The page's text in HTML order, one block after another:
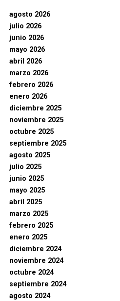
agosto 2026
julio 2026
junio 2026
mayo 2026
abril 2026
marzo 2026
febrero 2026
enero 2026
diciembre 2025
noviembre 2025
octubre 2025
septiembre 2025
agosto 2025
julio 2025
junio 2025
mayo 2025
abril 2025
marzo 2025
febrero 2025
enero 2025
diciembre 2024
noviembre 2024
octubre 2024
septiembre 2024
agosto 2024